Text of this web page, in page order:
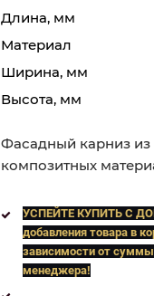
Длина, мм
Материал
Ширина, мм
Высота, мм
Фасадный карниз
композитных
УСПЕЙТЕ КУПИТЬ C
добавления товара в
зависимости от
менеджера!